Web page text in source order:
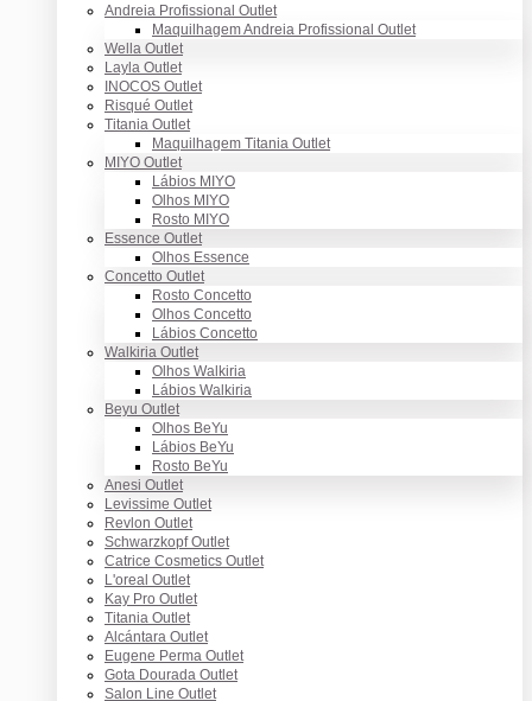
Andreia Profissional Outlet
Maquilhagem Andreia Profissional Outlet
Wella Outlet
Layla Outlet
INOCOS Outlet
Risqué Outlet
Titania Outlet
Maquilhagem Titania Outlet
MIYO Outlet
Lábios MIYO
Olhos MIYO
Rosto MIYO
Essence Outlet
Olhos Essence
Concetto Outlet
Rosto Concetto
Olhos Concetto
Lábios Concetto
Walkiria Outlet
Olhos Walkiria
Lábios Walkiria
Beyu Outlet
Olhos BeYu
Lábios BeYu
Rosto BeYu
Anesi Outlet
Levissime Outlet
Revlon Outlet
Schwarzkopf Outlet
Catrice Cosmetics Outlet
L'oreal Outlet
Kay Pro Outlet
Titania Outlet
Alcántara Outlet
Eugene Perma Outlet
Gota Dourada Outlet
Salon Line Outlet